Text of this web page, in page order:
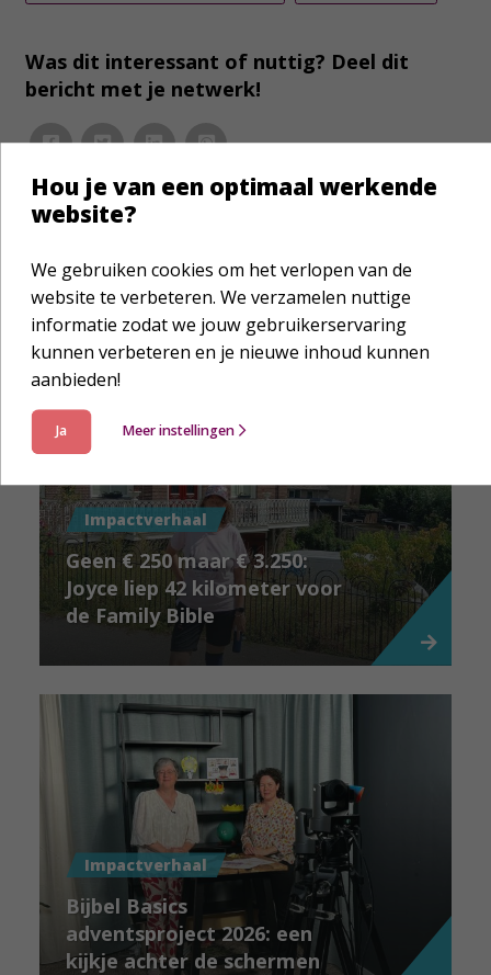
Was dit interessant of nuttig? Deel dit
bericht met je netwerk!
Laat je verder inspireren
Impactverhaal
Geen € 250 maar € 3.250:
Joyce liep 42 kilometer voor
de Family Bible
Impactverhaal
Bijbel Basics
adventsproject 2026: een
kijkje achter de schermen
Hou je van een optimaal werkende
website?
We gebruiken cookies om het verlopen van de
website te verbeteren. We verzamelen nuttige
informatie zodat we jouw gebruikerservaring
kunnen verbeteren en je nieuwe inhoud kunnen
aanbieden!
Ja Meer instellingen